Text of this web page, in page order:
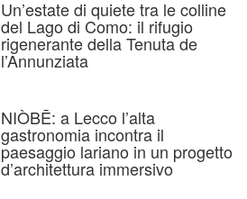
Un’estate di quiete tra le colline
del Lago di Como: il rifugio
rigenerante della Tenuta de
l’Annunziata
NIÒBĒ: a Lecco l’alta
gastronomia incontra il
paesaggio lariano in un progetto
d’architettura immersivo